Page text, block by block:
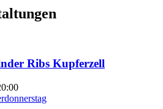
Ribs Kupferzell